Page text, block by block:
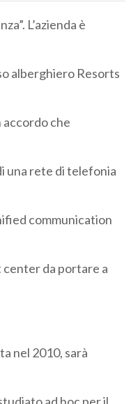
L’azienda è
alberghiero Resorts
accordo che
una rete di telefonia
communication
center da portare a
nel 2010, sarà